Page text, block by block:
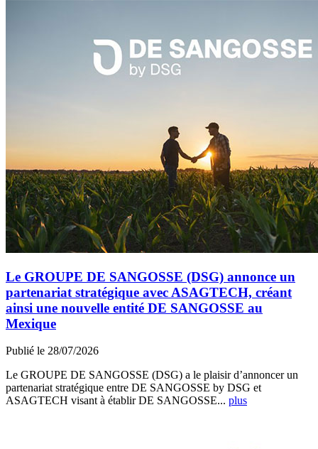
Le GROUPE DE SANGOSSE (DSG) annonce un
partenariat stratégique avec ASAGTECH, créant
ainsi une nouvelle entité DE SANGOSSE au
Mexique
Publié le 28/07/2026
Le GROUPE DE SANGOSSE (DSG) a le plaisir d’annoncer un
partenariat stratégique entre DE SANGOSSE by DSG et
ASAGTECH visant à établir DE SANGOSSE... plus